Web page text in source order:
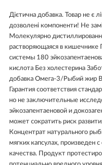
Дієтична добавка. Товар не є
дозволені компоненти! Не
Молекулярно
растворяющаяся в
системы 180
кислота Без холестерина
добавка Омега-3/Рыбий жир В
Гарантия соответствия
но не заключительные
эйкозапентаеновой и
может сократить риск
Концентрат натурального
мягких капсулах, произведен
качества. Продукт